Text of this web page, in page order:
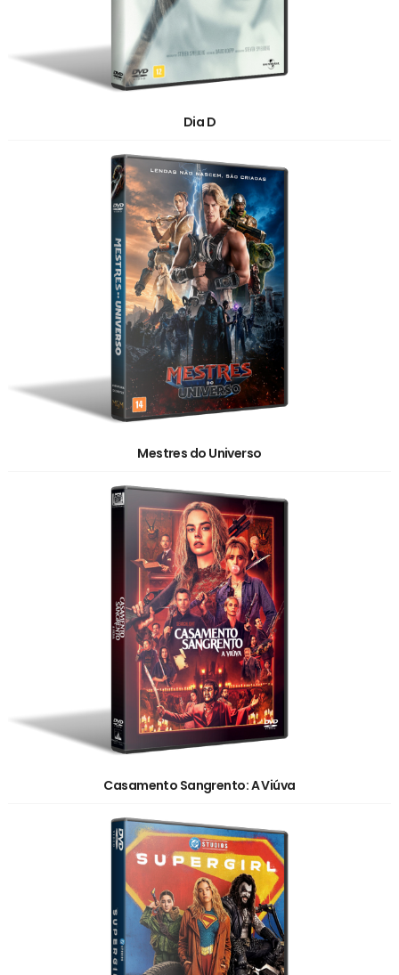
Dia D
Mestres do Universo
Casamento Sangrento: A Viúva